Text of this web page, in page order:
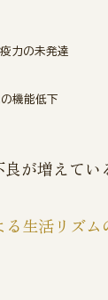
力の未発達
機能低下
が増えてい
生活リズム